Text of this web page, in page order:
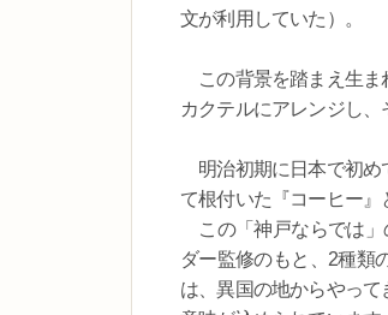
文が利用していた）。
この背景を踏まえ生ま
カクテルにアレンジし、
明治初期に日本で初め
て根付いた『コーヒー』
この「神戸ならでは」
ダー監修のもと、2種類
は、異国の地からやっ